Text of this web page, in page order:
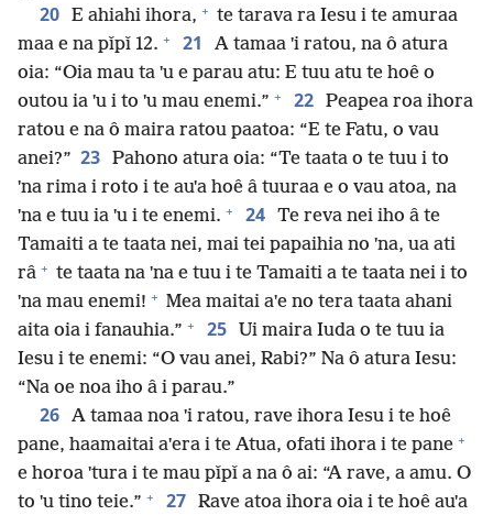
20 E ahiahi ihora, + te tarava ra Iesu i te amuraa
maa e na pǐpǐ 12. + 21
A tamaa ˈi ratou, na ô atura
oia: “Oia mau ta ˈu e parau atu: E tuu atu te hoê o
outou ia ˈu i to ˈu mau enemi.” + 22 Peapea roa ihora
ratou e na ô maira ratou paatoa: “E te Fatu, o vau
anei?” 23 Pahono atura oia: “Te taata o te tuu i to
ˈna rima i roto i te auˈa hoê â tuuraa e o vau atoa, na
ˈna e tuu ia ˈu i te enemi. + 24 Te reva nei iho â te
Tamaiti a te taata nei, mai tei papaihia no ˈna, ua ati
râ + te taata na ˈna e tuu i te Tamaiti a te taata nei i to
ˈna mau enemi! + Mea maitai aˈe no tera taata ahani
aita oia i fanauhia.” + 25
Ui maira Iuda o te tuu ia
Iesu i te enemi: “O vau anei, Rabi?” Na ô atura Iesu:
“Na oe noa iho â i parau.”
26 A tamaa noa ˈi ratou, rave ihora Iesu i te hoê
pane, haamaitai aˈera i te Atua, ofati ihora i te pane +
e horoa ˈtura i te mau pǐpǐ a na ô ai: “A rave, a amu. O
to ˈu tino teie.” + 27 Rave atoa ihora oia i te hoê auˈa